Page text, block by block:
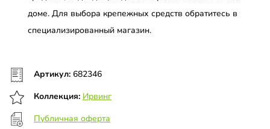
доме. Для выбора крепежных средств обратитесь в
специализированный магазин.
Артикул: 682346
Коллекция: Ирвинг
Публичная оферта